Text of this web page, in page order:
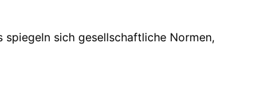
spiegeln sich gesellschaftliche Normen,